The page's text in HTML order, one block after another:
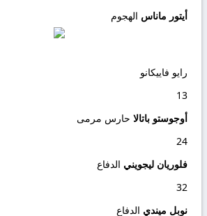
أيتور ماناس الهجوم
رايو فاييكانو
13
أوجوستو باتالا حارس مرمى
24
فلوريان ليجويني الدفاع
32
نوبل ميندي الدفاع